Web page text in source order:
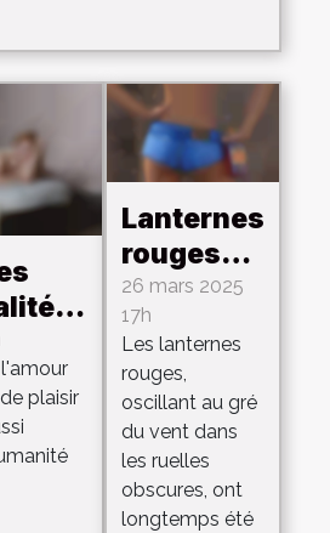
de
plaisir
Lanternes
rouges
histoire et
évolution
des
quartiers
érotiques
à travers
le monde
26 mars 2025
17h
Les lanternes
rouges,
oscillant au gré
du vent dans
les ruelles
obscures, ont
longtemps été